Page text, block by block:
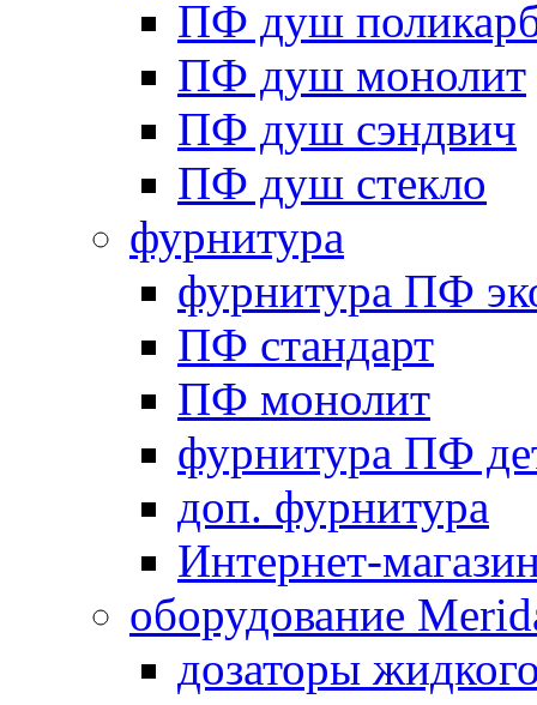
ПФ душ
ПФ душ монолит
ПФ душ сэндвич
ПФ душ стекло
фурнитура
фурнитура ПФ
ПФ стандарт
ПФ монолит
фурнитура ПФ
доп. фурнитура
Интернет-
оборудование
дозаторы